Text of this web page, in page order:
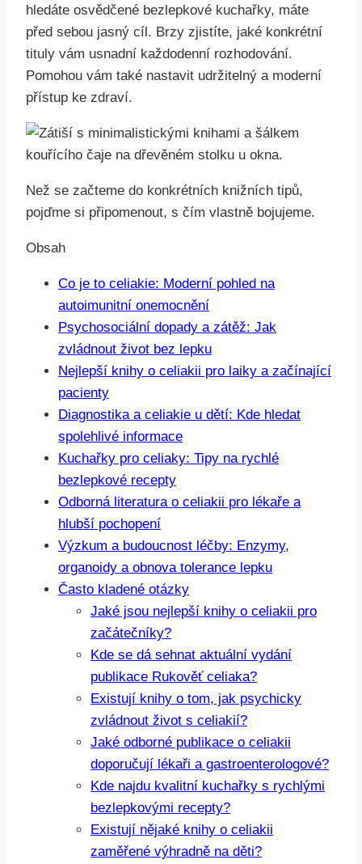
hledáte osvědčené bezlepkové kuchařky, máte
před sebou jasný cíl. Brzy zjistíte, jaké konkrétní
tituly vám usnadní každodenní rozhodování.
Pomohou vám také nastavit udržitelný a moderní
přístup ke zdraví.
Než se začteme do konkrétních knižních tipů,
pojďme si připomenout, s čím vlastně bojujeme.
Obsah
Co je to celiakie: Moderní pohled na
autoimunitní onemocnění
Psychosociální dopady a zátěž: Jak
zvládnout život bez lepku
Nejlepší knihy o celiakii pro laiky a začínající
pacienty
Diagnostika a celiakie u dětí: Kde hledat
spolehlivé informace
Kuchařky pro celiaky: Tipy na rychlé
bezlepkové recepty
Odborná literatura o celiakii pro lékaře a
hlubší pochopení
Výzkum a budoucnost léčby: Enzymy,
organoidy a obnova tolerance lepku
Často kladené otázky
Jaké jsou nejlepší knihy o celiakii pro
začátečníky?
Kde se dá sehnat aktuální vydání
publikace Rukověť celiaka?
Existují knihy o tom, jak psychicky
zvládnout život s celiakií?
Jaké odborné publikace o celiakii
doporučují lékaři a gastroenterologové?
Kde najdu kvalitní kuchařky s rychlými
bezlepkovými recepty?
Existují nějaké knihy o celiakii
zaměřené výhradně na děti?